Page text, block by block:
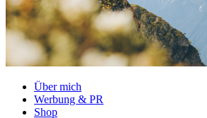
Über mich
Werbung & PR
Shop